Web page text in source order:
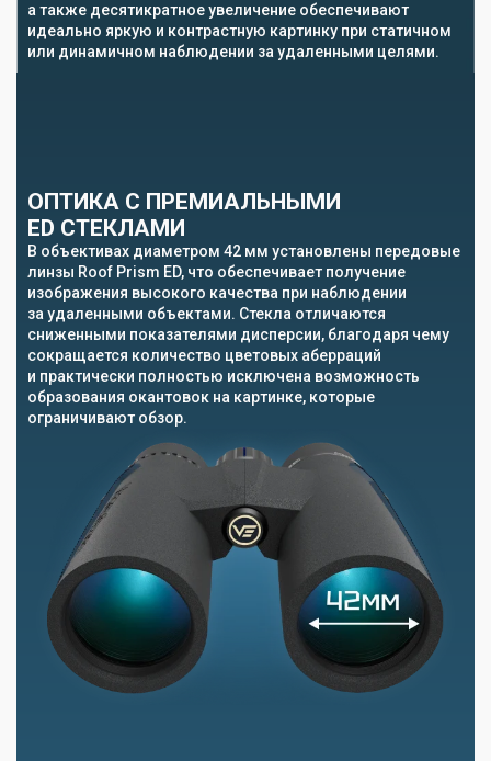
а также десятикратное увеличение обеспечивают
идеально яркую и контрастную картинку при статичном
или динамичном наблюдении за удаленными целями.
ОПТИКА С ПРЕМИАЛЬНЫМИ
ED СТЕКЛАМИ
В объективах диаметром 42 мм установлены передовые
линзы Roof Prism ED, что обеспечивает получение
изображения высокого качества при наблюдении
за удаленными объектами. Стекла отличаются
сниженными показателями дисперсии, благодаря чему
сокращается количество цветовых аберраций
и практически полностью исключена возможность
образования окантовок на картинке, которые
ограничивают обзор.